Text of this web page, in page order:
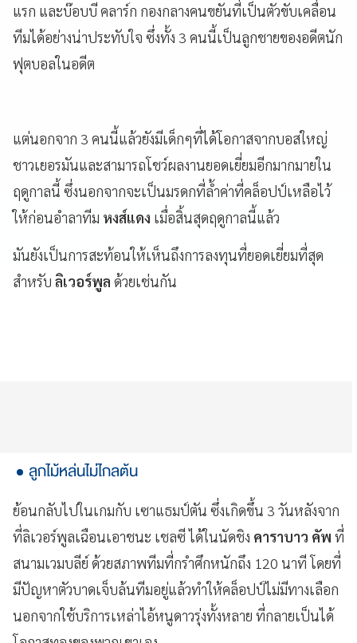
แรก และบ๊อบบี คลาร์ก กองกลางคนขยันที่เป็นตัวขับเคลื่อน
ทีมได้อย่างน่าประทับใจ ซึ่งทั้ง 3 คนนี้เป็นลูกชายของอดีตนัก
ฟุตบอลในอดีต
แต่นอกจาก 3 คนนี้แล้วยังมีเด็กๆที่ได้โอกาสจากบอสใหญ่
ชาวเยอรมันและสามารถโชว์ผลงานยอดเยี่ยมอีกมากมายใน
ฤดูกาลนี้ ซึ่งนอกจากจะเป็นมรดกที่ล้ำค่าที่คล็อปป์เหลือไว้
ให้ก่อนอำลาทีม หงส์แดง เมื่อสิ้นสุดฤดูกาลนี้แล้ว
มันยังเป็นการสะท้อนให้เห็นถึงการลงทุนที่ยอดเยี่ยมที่สุด
สำหรับ ลิเวอร์พูล ด้วยเช่นกัน
ลูกไม้หล่นไม่ไกลต้น
ย้อนกลับไปในเกมกับ เซาแธมป์ตัน ซึ่งเกิดขึ้น 3 วันหลังจาก
ที่ลิเวอร์พูลเฉือนเอาชนะ เชลซีได้ในนัดชิง คาราบาว คัพ ที่
สนามเวมบลีย์ ด้วยสภาพทีมที่กรำศึกหนักถึง 120 นาที โดยที่
มีปัญหาตัวบาดเจ็บล้นทีมอยู่แล้วทำให้คล็อปป์ไม่มีทางเลือก
นอกจากใช้บริการเหล่าไอ้หนูดาวรุ่งทั้งหลาย ที่กลายเป็นได้